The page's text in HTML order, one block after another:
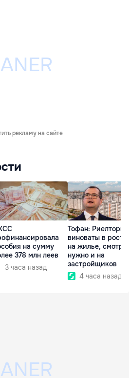
рекламу на сайте
на сумму
378 млн леев
3 часа назад
Тофан: Риелторы
виноваты в росте
на жилье,
нужно и на
застройщиков
4 часа назад